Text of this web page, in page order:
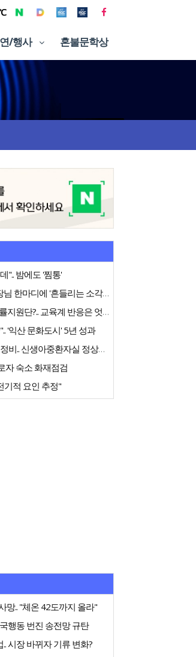
/행사 혼불문학상
".. 밤에도 '찜통'
"내부검토 끝났는데".. 시장님 한마디에 '흔들리는 소각장'
교권 전담 변호사 대신 법률지원단?.. 교육계 반응은 엇갈려
'익산 문화도시' 5년 성과
전북대병원, "진료체계 재정비.. 신생아중환자실 정상화 노력"
자 숙소 화재점검
기적 요인 추정"
망.. "체온 42도까지 올라"
행동 번진 송전망 규탄
시장 바뀌자 기류 변화?